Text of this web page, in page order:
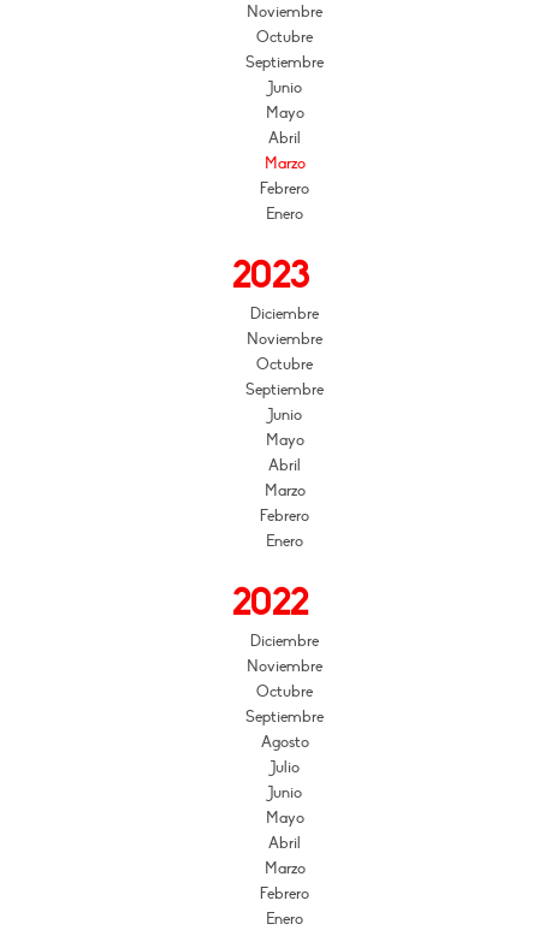
Noviembre
Octubre
Septiembre
Junio
Mayo
Abril
Marzo
Febrero
Enero
2023
Diciembre
Noviembre
Octubre
Septiembre
Junio
Mayo
Abril
Marzo
Febrero
Enero
2022
Diciembre
Noviembre
Octubre
Septiembre
Agosto
Julio
Junio
Mayo
Abril
Marzo
Febrero
Enero